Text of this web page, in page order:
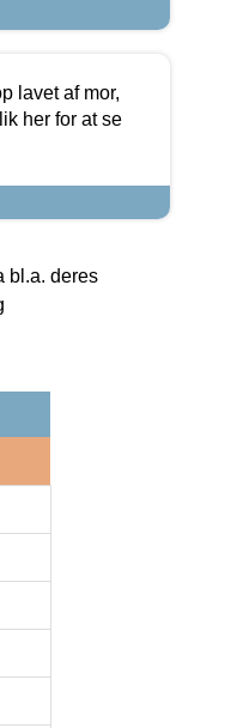
lavet af mor,
her for at se
bl.a. deres